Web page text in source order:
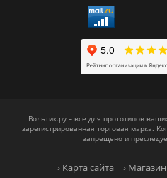
Вольтик.ру – все для прототипов
зарегистрированная торговая марка.
запрещено и
› Карта сайта › Магазин